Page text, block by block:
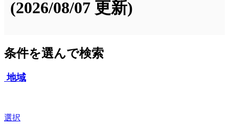
(2026/08/07 更新)
条件を選んで検索
地域
選択